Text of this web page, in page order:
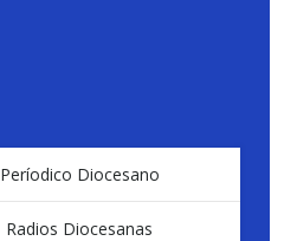
Períodico Diocesano
Radios Diocesanas